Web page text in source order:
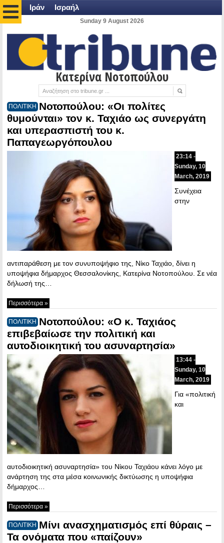
Ιράν Ισραήλ
Sunday 9 August 2026
Κατερίνα Νοτοπούλου
ΠΟΛΙΤΙΚΗ Νοτοπούλου: «Οι πολίτες
θυμούνται» τον κ. Ταχιάο ως συνεργάτη
και υπερασπιστή του κ.
Παπαγεωργόπουλου
23:14 -
Sunday, 10
March, 2019
Συνέχεια
στην
αντιπαράθεση με τον συνυποψήφιο της, Νίκο Ταχιάο, δίνει η
υποψήφια δήμαρχος Θεσσαλονίκης, Κατερίνα Νοτοπούλου. Σε νέα
δήλωσή της…
Περισσότερα »
ΠΟΛΙΤΙΚΗ Νοτοπούλου: «Ο κ. Ταχιάος
επιβεβαίωσε την πολιτική και
αυτοδιοικητική του ασυναρτησία»
13:44 -
Sunday, 10
March, 2019
Για «πολιτική
και
αυτοδιοικητική ασυναρτησία» του Νίκου Ταχιάου κάνει λόγο με
ανάρτηση της στα μέσα κοινωνικής δικτύωσης η υποψήφια
δήμαρχος…
Περισσότερα »
ΠΟΛΙΤΙΚΗ Μίνι ανασχηματισμός επί θύραις –
Τα ονόματα που «παίζουν»